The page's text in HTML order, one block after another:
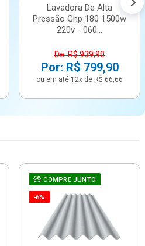
Lavadora De Alta
Pressão Ghp 180 1500w
220v - 060...
De: R$ 939,90
Por: R$ 799,90
ou em até 12x de R$ 66,66
COMPRE JUNTO
-6%